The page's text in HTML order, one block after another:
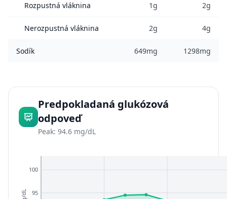
Rozpustná vláknina 1g 2g
Nerozpustná vláknina 2g 4g
Sodík 649mg 1298mg
Predpokladaná glukózová
odpoveď
Peak: 94.6 mg/dL
95
100